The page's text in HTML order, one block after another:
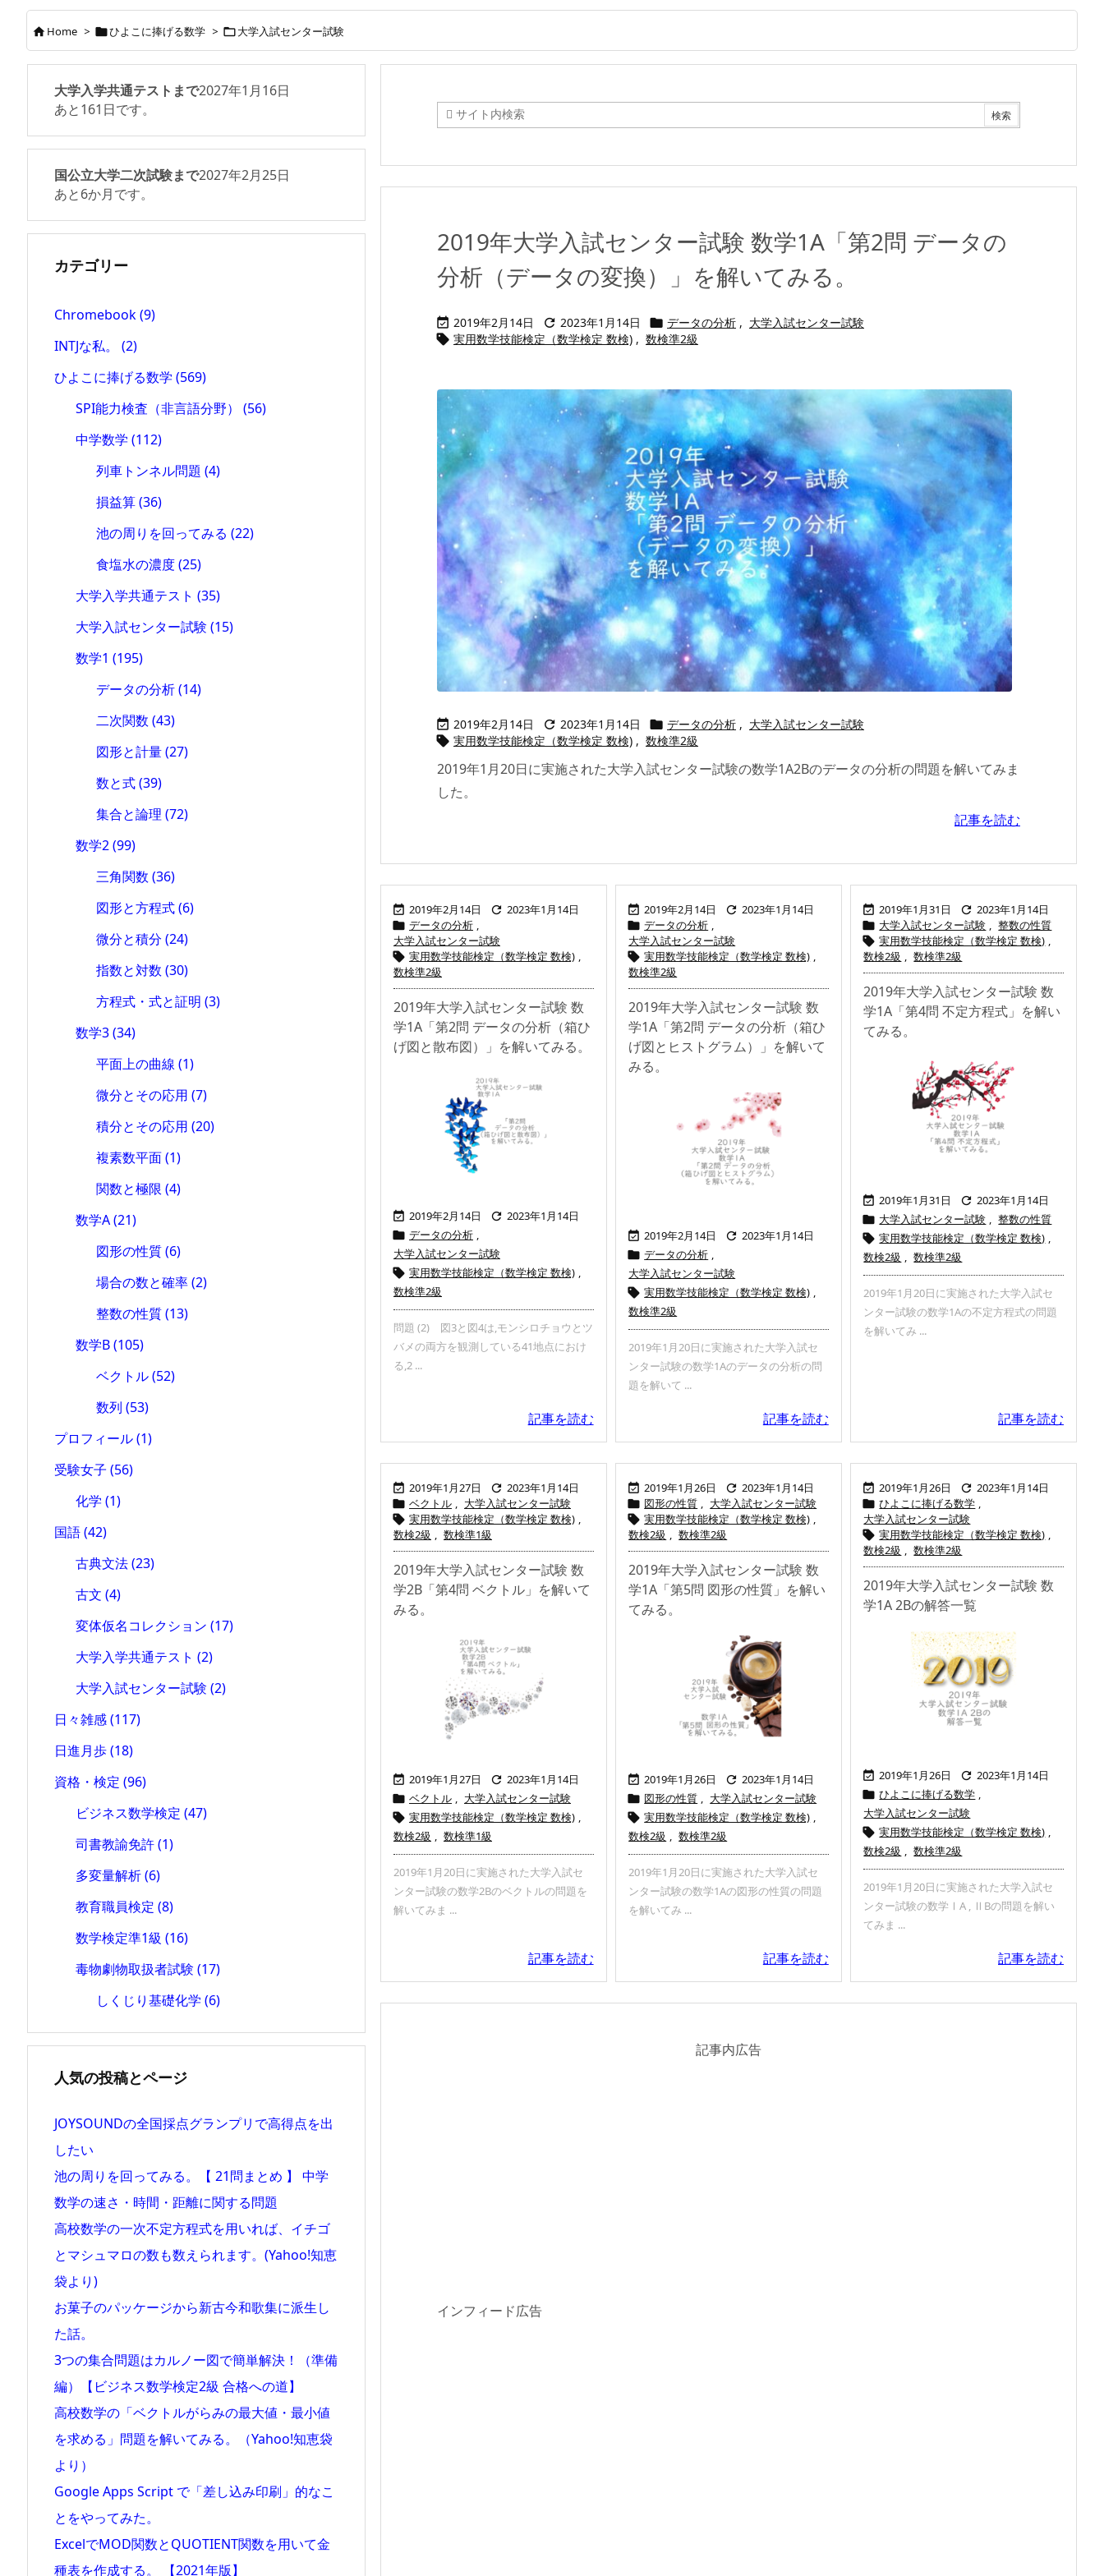
Home > ひよこに捧げる数学 > 大学入試センター試験
2019年大学入試センター試験 数学1A「第2問 データの
分析（データの変換）」を解いてみる。
 2019年2月14日  2023年1月14日  データの分析 , 大学入試センター試験
 実用数学技能検定（数学検定 数検) , 数検準2級
 2019年2月14日  2023年1月14日  データの分析 , 大学入試センター試験
 実用数学技能検定（数学検定 数検) , 数検準2級
2019年1月20日に実施された大学入試センター試験の数学1A2Bのデータの分析の問題を解いてみま
した。
記事を読む
 2019年2月14日  2023年1月14日
 データの分析 ,
大学入試センター試験
 実用数学技能検定（数学検定 数検) ,
数検準2級
2019年大学入試センター試験 数
学1A「第2問 データの分析（箱ひ
げ図と散布図）」を解いてみる。
 2019年2月14日  2023年1月14日
 データの分析 ,
大学入試センター試験
 実用数学技能検定（数学検定 数検) ,
数検準2級
問題 (2) 図3と図4は,モンシロチョウとツ
バメの両方を観測している41地点におけ
る,2 ...
記事を読む
 2019年2月14日  2023年1月14日
 データの分析 ,
大学入試センター試験
 実用数学技能検定（数学検定 数検) ,
数検準2級
2019年大学入試センター試験 数
学1A「第2問 データの分析（箱ひ
げ図とヒストグラム）」を解いて
みる。
 2019年2月14日  2023年1月14日
 データの分析 ,
大学入試センター試験
 実用数学技能検定（数学検定 数検) ,
数検準2級
2019年1月20日に実施された大学入試セ
ンター試験の数学1Aのデータの分析の問
題を解いて ...
記事を読む
 2019年1月31日  2023年1月14日
 大学入試センター試験 , 整数の性質
 実用数学技能検定（数学検定 数検) ,
数検2級 , 数検準2級
2019年大学入試センター試験 数
学1A「第4問 不定方程式」を解い
てみる。
 2019年1月31日  2023年1月14日
 大学入試センター試験 , 整数の性質
 実用数学技能検定（数学検定 数検) ,
数検2級 , 数検準2級
2019年1月20日に実施された大学入試セ
ンター試験の数学1Aの不定方程式の問題
を解いてみ ...
記事を読む
 2019年1月27日  2023年1月14日
 ベクトル , 大学入試センター試験
 実用数学技能検定（数学検定 数検) ,
数検2級 , 数検準1級
2019年大学入試センター試験 数
学2B「第4問 ベクトル」を解いて
みる。
 2019年1月27日  2023年1月14日
 ベクトル 大学入試センター試験
 実用数学技能検定（数学検定 数検)
数検2級
数検準1級
2019年1月20日に実施された大学入試セ
ンター試験の数学2Bのベクトルの問題を
解いてみま ...
記事を読む
 2019年1月26日  2023年1月14日
 図形の性質 , 大学入試センター試験
 実用数学技能検定（数学検定 数検) ,
数検2級 , 数検準2級
2019年大学入試センター試験 数
学1A「第5問 図形の性質」を解い
てみる。
 2019年1月26日  2023年1月14日
 図形の性質 大学入試センター試験
 実用数学技能検定（数学検定 数検)
数検2級
数検準2級
2019年1月20日に実施された大学入試セ
ンター試験の数学1Aの図形の性質の問題
を解いてみ ...
記事を読む
 2019年1月26日  2023年1月14日
 ひよこに捧げる数学 ,
大学入試センター試験
 実用数学技能検定（数学検定 数検) ,
数検2級 , 数検準2級
2019年大学入試センター試験 数
学1A 2Bの解答一覧
 2019年1月26日  2023年1月14日
 ひよこに捧げる数学
大学入試センター試験
 実用数学技能検定（数学検定 数検)
数検2級
数検準2級
2019年1月20日に実施された大学入試セ
ンター試験の数学ⅠA , ⅡBの問題を解い
てみま ...
記事を読む
記事内広告
インフィード広告
大学入学共通テストまで2027年1月16日
あと161 日です。
国公立大学二次試験まで2027年2月25日
あと6か月です。
カテゴリー
Chromebook(9)
INTJな私。 (2)
ひよこに捧げる数学 (569)
SPI能力検査（非言語分野） (56)
中学数学 (112)
列車トンネル問題(4)
損益算(36)
池の周りを回ってみる(22)
食塩水の濃度(25)
大学入学共通テスト (35)
大学入試センター試験 (15)
数学1 (195)
データの分析(14)
二次関数(43)
図形と計量(27)
数と式(39)
集合と論理(72)
数学2(99)
三角関数(36)
図形と方程式(6)
微分と積分(24)
指数と対数(30)
方程式・式と証明(3)
数学3(34)
平面上の曲線(1)
微分とその応用(7)
積分とその応用(20)
複素数平面(1)
関数と極限(4)
数学A(21)
図形の性質(6)
場合の数と確率(2)
整数の性質(13)
数学B(105)
ベクトル(52)
数列(53)
プロフィール(1)
受験女子 (56)
化学 (1)
国語(42)
古典文法(23)
古文 (4)
変体仮名コレクション (17)
大学入学共通テスト (2)
大学入試センター試験 (2)
日々雑感(117)
日進月歩(18)
資格・検定 (96)
ビジネス数学検定 (47)
司書教諭免許(1)
多変量解析(6)
教育職員検定 (8)
数学検定準1級 (16)
毒物劇物取扱者試験 (17)
しくじり基礎化学(6)
人気の投稿とページ
JOYSOUNDの全国採点グランプリで高得点を出
したい
池の周りを回ってみる。【 21問まとめ 】 中学
数学の速さ・時間・距離に関する問題
高校数学の一次不定方程式を用いれば、イチゴ
とマシュマロの数も数えられます。(Yahoo!知恵
袋より)
お菓子のパッケージから新古今和歌集に派生し
た話。
3つの集合問題はカルノー図で簡単解決！（準備
編）【ビジネス数学検定2級 合格への道】
高校数学の「ベクトルがらみの最大値・最小値
を求める」問題を解いてみる。（Yahoo!知恵袋
より）
Google Apps Script で「差し込み印刷」的なこ
とをやってみた。
ExcelでMOD関数とQUOTIENT関数を用いて金
種表を作成する。 【2021年版】